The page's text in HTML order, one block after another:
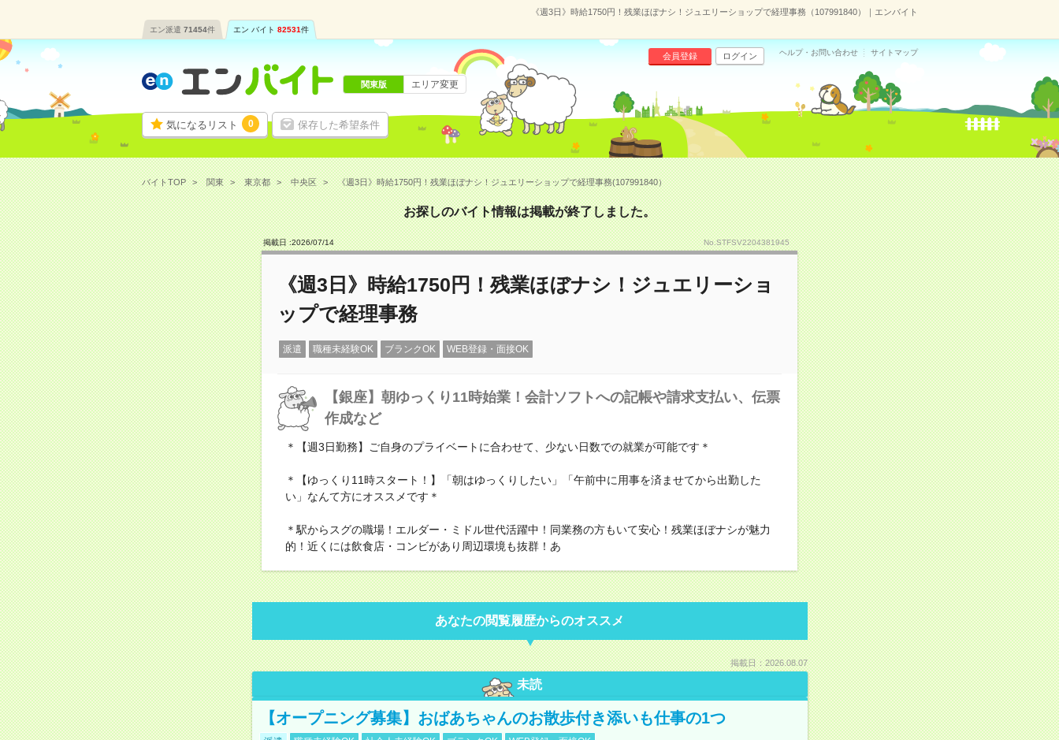
《週3日》時給1750円！残業ほぼナシ！ジュエリーショップで経理事務（107991840）｜エンバイト
エン派遣 71454件 エン バイト 82531件
気になるリスト 0 保存した希望条件
会員登録 ログイン ヘルプ・お問い合わせ サイトマップ
関東版 エリア変更
バイトTOP 関東 東京都 中央区 《週3日》時給1750円！残業ほぼナシ！ジュエリーショップで経理事務(107991840）
お探しのバイト情報は掲載が終了しました。
掲載日 :2026/07/14 No.STFSV2204381945
《週3日》時給1750円！残業ほぼナシ！ジュエリーショ
ップで経理事務
派遣 職種未経験OK ブランクOK WEB登録・面接OK
【銀座】朝ゆっくり11時始業！会計ソフトへの記帳や請求支払い、伝票
作成など
＊【週3日勤務】ご自身のプライベートに合わせて、少ない日数での就業が可能です＊
＊【ゆっくり11時スタート！】「朝はゆっくりしたい」「午前中に用事を済ませてから出勤した
い」なんて方にオススメです＊
＊駅からスグの職場！エルダー・ミドル世代活躍中！同業務の方もいて安心！残業ほぼナシが魅力
的！近くには飲食店・コンビがあり周辺環境も抜群！あ
あなたの閲覧履歴からのオススメ
掲載日：2026.08.07
未読
【オープニング募集】おばあちゃんのお散歩付き添いも仕事の1つ